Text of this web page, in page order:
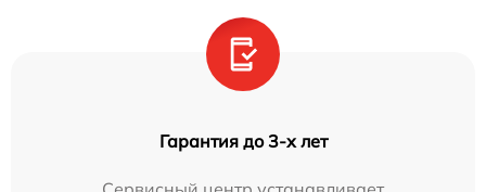
Гарантия до 3-х лет